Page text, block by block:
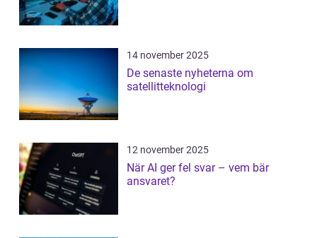
14 november 2025
De senaste nyheterna om
satellitteknologi
12 november 2025
När AI ger fel svar – vem bär
ansvaret?